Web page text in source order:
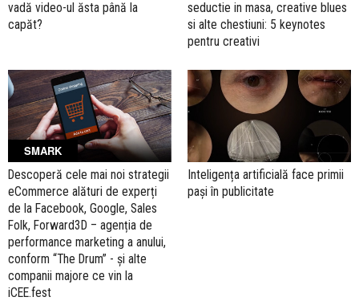
vadă video-ul ăsta până la
capăt?
seductie in masa, creative blues
si alte chestiuni: 5 keynotes
pentru creativi
SMARK
Descoperă cele mai noi strategii
eCommerce alături de experți
de la Facebook, Google, Sales
Folk, Forward3D – agenția de
performance marketing a anului,
conform “The Drum” - și alte
companii majore ce vin la
iCEE.fest
Inteligența artificială face primii
pași în publicitate